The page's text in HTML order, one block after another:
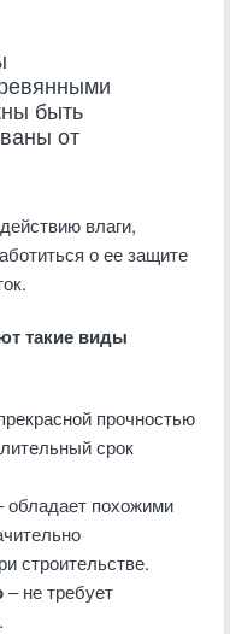
быть
от
влаги,
о ее защите
такие виды
прочностью
срок
обладает похожими
строительстве.
– не требует